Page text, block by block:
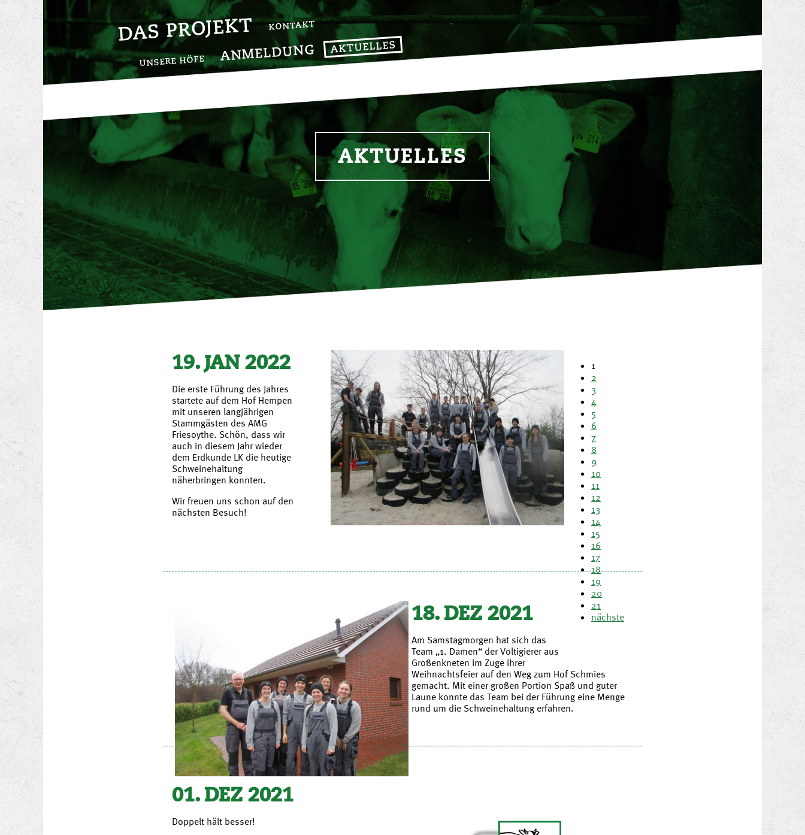
DAS PROJEKT KONTAKT
UNSERE HÖFE ANMELDUNG AKTUELLES
AKTUELLES
1
2
3
4
5
6
7
8
9
10
11
12
13
14
15
16
17
18
19
20
21
nächste
19. JAN 2022
Die erste Führung des Jahres
startete auf dem Hof Hempen
mit unseren langjährigen
Stammgästen des AMG
Friesoythe. Schön, dass wir
auch in diesem Jahr wieder
dem Erdkunde LK die heutige
Schweinehaltung
näherbringen konnten.
Wir freuen uns schon auf den
nächsten Besuch!
18. DEZ 2021
Am Samstagmorgen hat sich das
Team „1. Damen“ der Voltigierer aus
Großenkneten im Zuge ihrer
Weihnachtsfeier auf den Weg zum Hof Schmies
gemacht. Mit einer großen Portion Spaß und guter
Laune konnte das Team bei der Führung eine Menge
rund um die Schweinehaltung erfahren.
01. DEZ 2021
Doppelt hält besser!